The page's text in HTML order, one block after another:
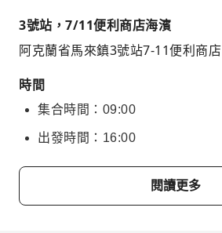
3號站，7/11便利商店海濱
阿克蘭省馬來鎮3號站7-11便利商店
時間
集合時間：09:00
出發時間：16:00
閱讀更多